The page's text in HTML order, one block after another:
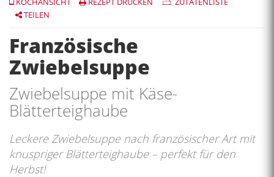
TEILEN
Französische
Zwiebelsuppe
Zwiebelsuppe mit Käse-
Blätterteighaube
Leckere Zwiebelsuppe nach französischer Art mit
knuspriger Blätterteighaube – perfekt für den
Herbst!